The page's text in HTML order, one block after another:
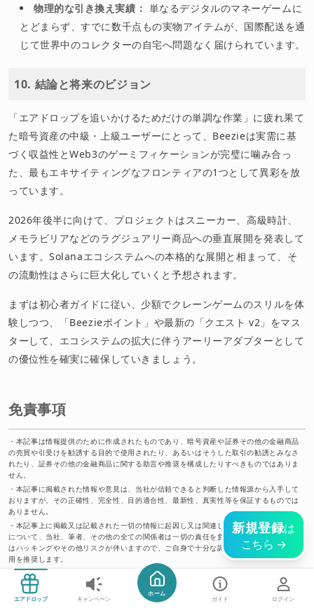
物理的な引き換え実績： 単なるデジタルのマネーゲームに
とどまらず、すでに数千点もの実物アイテムが、国際配送を通
じて世界中のコレクターの自宅へ問題なく届けられています。
10. 結論と将来のビジョン
「エアドロップを追いかけるためだけの単調な作業」に疲れ果て
た暗号資産の中級・上級ユーザーにとって、Beezieは実需に基
づく収益性とWeb3のゲーミフィケーションが完璧に噛み合っ
た、最もエキサイティングなフロンティアの1つとして異彩を放
っています。
2026年後半に向けて、プロジェクトはスニーカー、高級時計、
メモラビリアなどのラグジュアリー商品への垂直展開を発表して
います。Solanaエコシステムへの本格的な展開と相まって、そ
の流動性はさらに巨大化していくと予想されます。
まずは初心者ガイドに従い、少額でクレーンゲームのスリルを体
験しつつ、「Beezieポイント」や最新の「クエスト v2」をマス
ターして、エコシステムの拡大に伴うアーリーアダプターとして
の優位性を確実に確保していきましょう。
免責事項
・ 本記事は情報提供のために作成されたものであり、暗号資産や証券その他の金融商品
の売買や引受けを勧誘する目的で使用されたり、あるいはそうした取引の勧誘とみなさ
れたり、証券その他の金融商品に関する助言や推奨を構成したりすべきものではありま
せん。
・ 本記事に掲載された情報や意見は、当社が信頼できると判断した情報源から入手して
おりますが、その正確性、完全性、目的適合性、最新性、真実性等を保証するものでは
ありません。
・ 本記事上に掲載又は記載された一切の情報に起因し又は関連して生じた損害又は損失
について、当社、筆者、その他の全ての関係者は一切の責任を負いません。暗号資産に
はハッキングやその他リスクが伴いますので、ご自身で十分な調査を行った上でのご利
用を推奨します。
今すぐ始める
新規登録は
こちら →
エアドロップ キャンペーン
ホーム
ガイド ログイン